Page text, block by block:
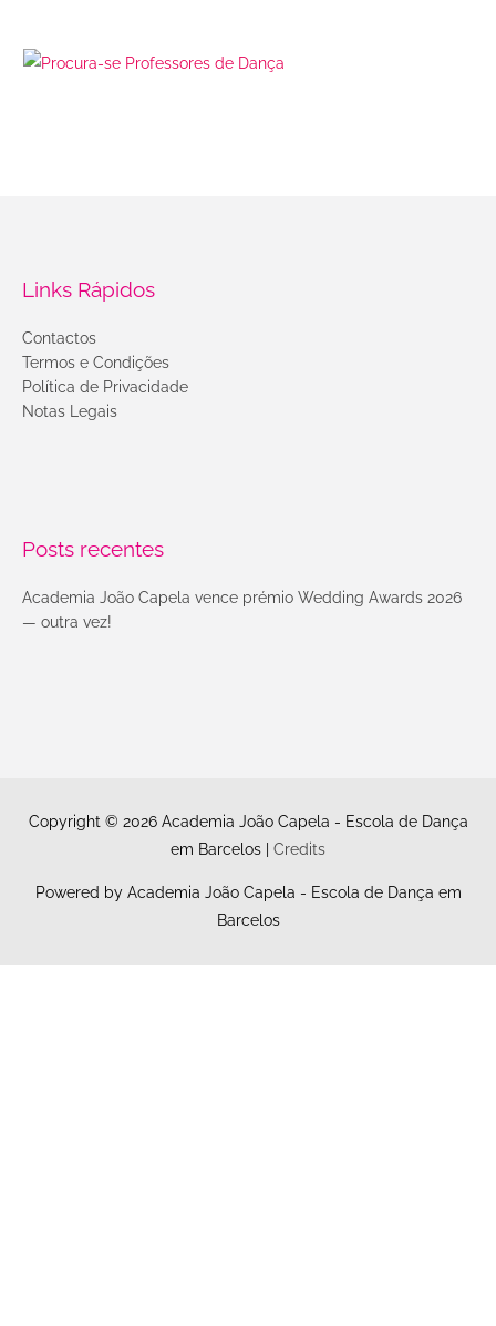
Links Rápidos
Contactos
Termos e Condições
Política de Privacidade
Notas Legais
Posts recentes
Academia João Capela vence prémio Wedding Awards 2026
— outra vez!
Copyright © 2026 Academia João Capela - Escola de Dança
em Barcelos
Credits
Powered by Academia João Capela - Escola de Dança em
Barcelos